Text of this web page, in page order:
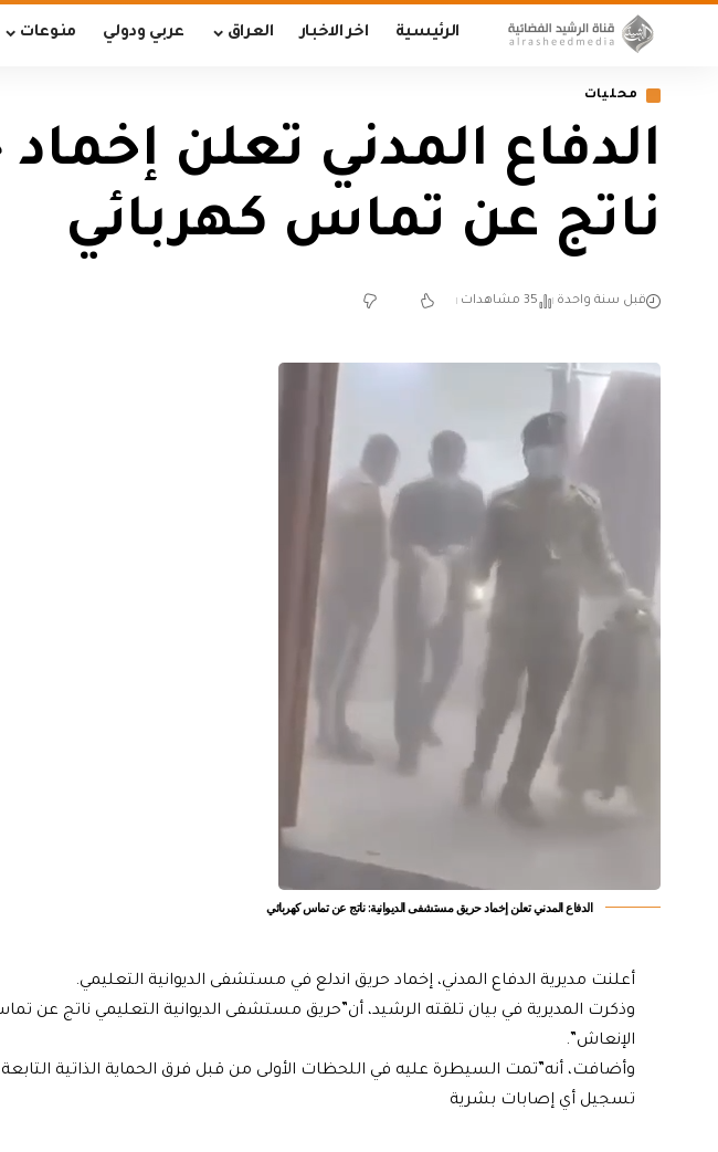
الرئيسية اخر الاخبار العراق عربي ودولي منوعات
محليات
الدفاع المدني تعلن
ناتج عن تماس كهربائي
قبل سنة واحدة 35 مشاهدات
الدفاع المدني تعلن إخماد حريق مستشفى الديوانية: ناتج عن تماس كهربائي
أعلنت مديرية الدفاع المدني، إخماد حريق اندلع في مستشفى الديوانية التعليمي.
وذكرت المديرية في بيان تلقته الرشيد، أن”حريق مستشفى الديوانية التعليمي ناتج عن
الإنعاش”.
وأضافت، أنه”تمت السيطرة عليه في اللحظات الأولى من قبل فرق الحماية الذاتية
تسجيل أي إصابات بشرية